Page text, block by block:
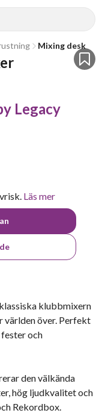
Mixing desk
Legacy
Läs mer
klubbmixern
världen över. Perfekt
och
den välkända
hög ljudkvalitet och
Rekordbox.